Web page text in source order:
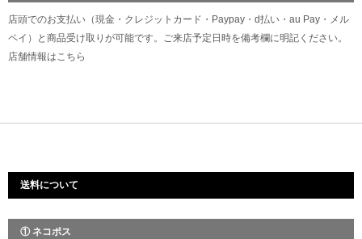
店頭でのお支払い（現金・クレジットカード・Paypay・d払い・au Pay・メル
ペイ）と商品受け取りが可能です。ご来店予定日時を備考欄に明記ください。
店舗情報はこちら
送料について
① ネコポス